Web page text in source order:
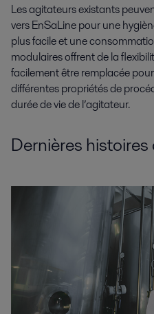
Les agitateurs existants
vers EnSaLine pour une
plus facile et une
modulaires offrent de la
facilement être remplacée
différentes propriétés de
durée de vie de l’agitateur.
Dernières